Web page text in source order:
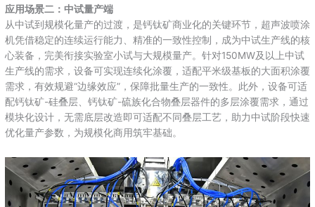
应用场景二：中试量产端
从中试到规模化量产的过渡，是钙钛矿商业化的关键环节，超声波喷涂
机凭借稳定的连续运行能力、精准的一致性控制，成为中试生产线的核
心装备，完美衔接实验室小试与大规模量产。针对150MW及以上中试
生产线的需求，设备可实现连续化涂覆，适配平米级基板的大面积涂覆
需求，有效规避“边缘效应”，保障批量生产的一致性。此外，设备可适
配钙钛矿-硅叠层、钙钛矿-硫族化合物叠层器件的多层涂覆需求，通过
模块化设计，无需底层改造即可适配不同叠层工艺，助力中试阶段快速
优化量产参数，为规模化商用筑牢基础。